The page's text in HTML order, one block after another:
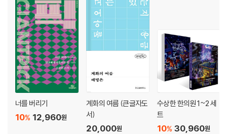
너를 버리기
12,960원
10%
계화의 여름 (큰글자도
서)
20,000원
수상한 한의원 1~2 세
트
30,960원
10%